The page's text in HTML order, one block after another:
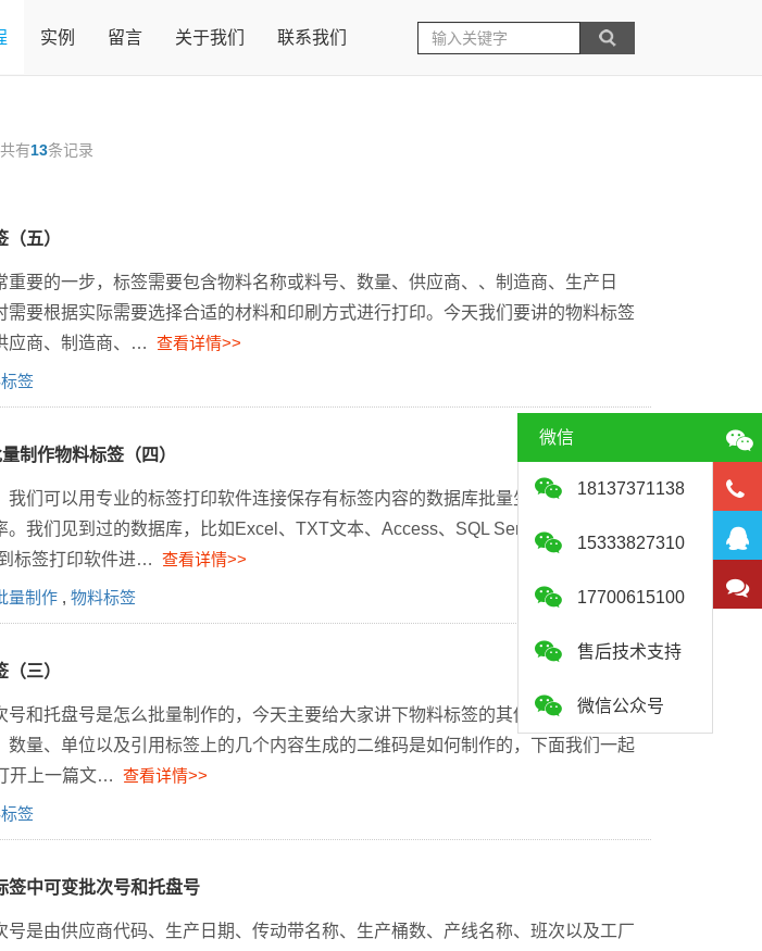
实例 留言 关于我们 联系我们
有13条记录
五）
要的一步，标签需要包含物料名称或料号、数量、供应商、、制造商、生产日
要根据实际需要选择合适的材料和印刷方式进行打印。今天我们要讲的物料标签
应商、制造商、… 查看详情>>
签
制作物料标签（四）
们可以用专业的标签打印软件连接保存有标签内容的数据库批量生成标签并打印
我们见到过的数据库，比如Excel、TXT文本、Access、SQL Server、Oracle、
标签打印软件进… 查看详情>>
量制作, 物料标签
三）
号和托盘号是怎么批量制作的，今天主要给大家讲下物料标签的其他内容：物料编
量、单位以及引用标签上的几个内容生成的二维码是如何制作的，下面我们一起
开上一篇文… 查看详情>>
签
签中可变批次号和托盘号
是由供应商代码、生产日期、传动带名称、生产桶数、产线名称、班次以及工厂
微信
18137371138
15333827310
17700615100
售后技术支持
微信公众号